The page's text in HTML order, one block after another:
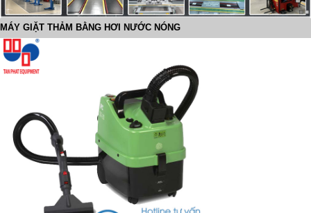
MÁY GIẶT THẢM BẰNG HƠI NƯỚC NÓNG